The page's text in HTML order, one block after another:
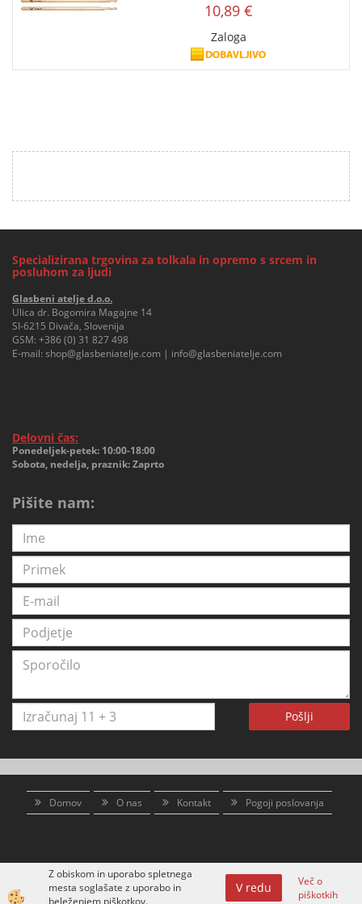
10,89 €
Zaloga
Specializirana trgovina za tolkala in opremo s srcem in
posluhom za ljudi
Glasbeni atelje d.o.o.
Ulica dr. Bogomira Magajne 14
SI-6215 Divača, Slovenija
GSM: +386 (0) 31 827 498
E-mail: shop@glasbeniatelje.com | info@glasbeniatelje.com
Delovni čas:
Ponedeljek-petek: 10:00-18:00
Sobota, nedelja, praznik: Zaprto
Pišite nam:
Pošlji
Domov O nas Kontakt Pogoji poslovanja
Izdelava spletne trgovine
Z obiskom in uporabo spletnega
mesta soglašate z uporabo in
beleženjem piškotkov.
V redu
Več o
piškotkih